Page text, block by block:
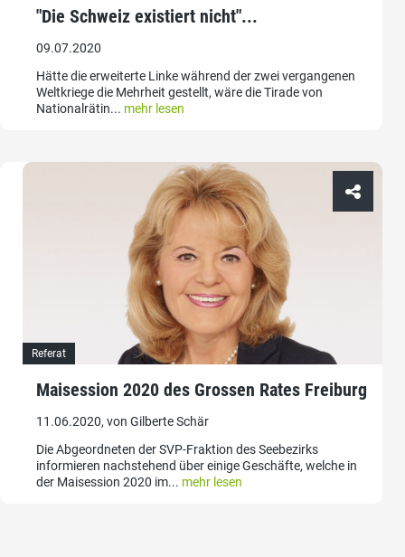
"Die Schweiz existiert nicht"...
09.07.2020
Hätte die erweiterte Linke während der zwei vergangenen
Weltkriege die Mehrheit gestellt, wäre die Tirade von
Nationalrätin... mehr lesen
Referat
Maisession 2020 des Grossen Rates Freiburg
11.06.2020, von Gilberte Schär
Die Abgeordneten der SVP-Fraktion des Seebezirks
informieren nachstehend über einige Geschäfte, welche in
der Maisession 2020 im... mehr lesen